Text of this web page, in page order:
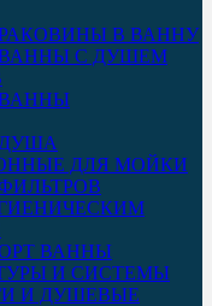
В ВАННУ
С ДУШЕМ
ДЛЯ МОЙКИ
ВАННЫ
И СИСТЕМЫ
И ДУШЕВЫЕ